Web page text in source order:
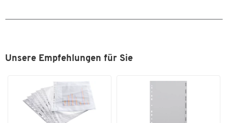
Unsere Empfehlungen für Sie